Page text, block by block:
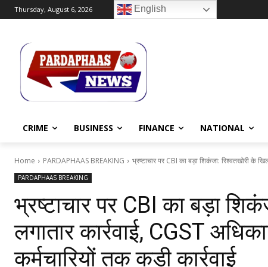
Thursday, August 6, 2026 English
CRIME BUSINESS FINANCE NATIONAL
Home PARDAPHAAS BREAKING भ्रष्टाचार पर CBI का बड़ा शिकंजा: रिश्वतखोरी के
PARDAPHAAS BREAKING
भ्रष्टाचार पर CBI का बड़ा
लगातार कार्रवाई, CGST
कर्मचारियों तक कड़ी कार्रवाई